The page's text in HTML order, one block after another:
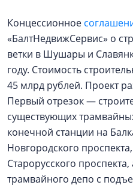
Концессионное
«БалтНедвижСервис» о
ветки в Шушары и
году. Стоимость
45 млрд рублей. Проект
Первый отрезок —
существующих
конечной станции на
Новгородского
Старорусского
трамвайного депо с